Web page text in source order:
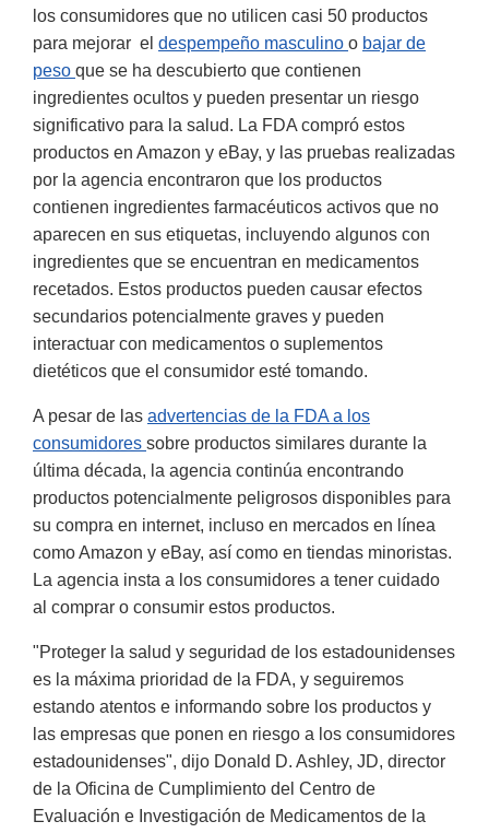
los consumidores que no utilicen casi 50 productos
para mejorar el despempeño masculino o bajar de
peso que se ha descubierto que contienen
ingredientes ocultos y pueden presentar un riesgo
significativo para la salud. La FDA compró estos
productos en Amazon y eBay, y las pruebas realizadas
por la agencia encontraron que los productos
contienen ingredientes farmacéuticos activos que no
aparecen en sus etiquetas, incluyendo algunos con
ingredientes que se encuentran en medicamentos
recetados. Estos productos pueden causar efectos
secundarios potencialmente graves y pueden
interactuar con medicamentos o suplementos
dietéticos que el consumidor esté tomando.
A pesar de las advertencias de la FDA a los
consumidores sobre productos similares durante la
última década, la agencia continúa encontrando
productos potencialmente peligrosos disponibles para
su compra en internet, incluso en mercados en línea
como Amazon y eBay, así como en tiendas minoristas.
La agencia insta a los consumidores a tener cuidado
al comprar o consumir estos productos.
"Proteger la salud y seguridad de los estadounidenses
es la máxima prioridad de la FDA, y seguiremos
estando atentos e informando sobre los productos y
las empresas que ponen en riesgo a los consumidores
estadounidenses", dijo Donald D. Ashley, JD, director
de la Oficina de Cumplimiento del Centro de
Evaluación e Investigación de Medicamentos de la